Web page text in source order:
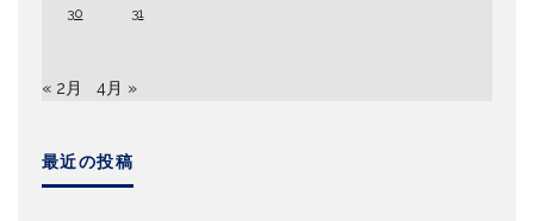
30 31
« 2月 4月 »
最近の投稿